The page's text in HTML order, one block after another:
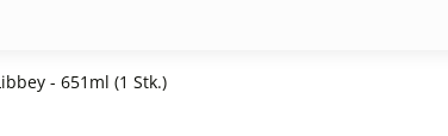
- 651ml (1 Stk.)